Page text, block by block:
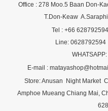
Office : 278 Moo.5 Baan Don-
T.Don-Keaw
Tel : +66
Line: 0628792594
E-mail :
Store: Anusan Night Market
Amphoe Mueang Chiang Mai,